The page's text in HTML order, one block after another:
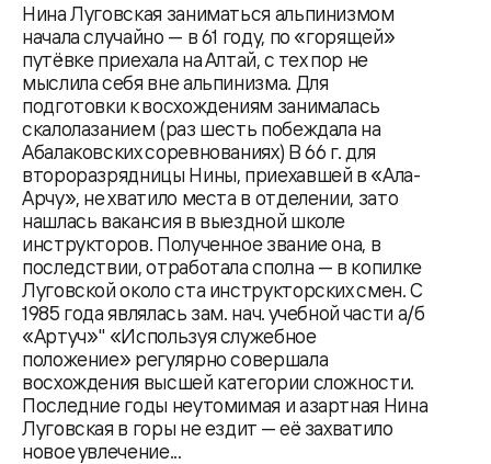
Нина Луговская заниматься альпинизмом
начала случайно — в 61 году, по «горящей»
путёвке приехала на Алтай, с тех пор не
мыслила себя вне альпинизма. Для
подготовки к восхождениям занималась
скалолазанием (раз шесть побеждала на
Абалаковских соревнованиях) В 66 г. для
второразрядницы Нины, приехавшей в «Ала-
Арчу», не хватило места в отделении, зато
нашлась вакансия в выездной школе
инструкторов. Полученное звание она, в
последствии, отработала сполна — в копилке
Луговской около ста инструкторских смен. С
1985 года являлась зам. нач. учебной части а/б
«Артуч»" «Используя служебное
положение» регулярно совершала
восхождения высшей категории сложности.
Последние годы неутомимая и азартная Нина
Луговская в горы не ездит — её захватило
новое увлечение...